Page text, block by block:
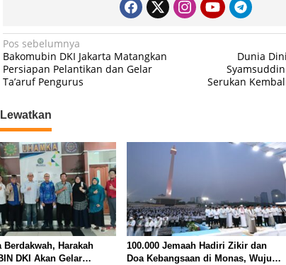
N
a
v
i
g
a
s
i
p
o
s
Pos sebelumnya
Bakomubin DKI Jakarta Matangkan
Persiapan Pelantikan dan Gelar
Ta’aruf Pengurus
Dunia
Serukan
Berdakwah, Harakah
DKI Akan Gelar
100.000 Jemaah Hadiri Zikir dan
Doa Kebangsaan di Monas, Wujud